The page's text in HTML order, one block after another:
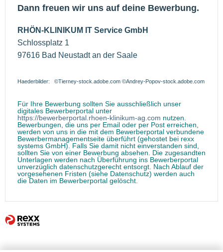
Dann freuen wir uns auf deine Bewerbung.
RHÖN-KLINIKUM IT Service GmbH
Schlossplatz 1
97616 Bad Neustadt an der Saale
Haederbilder: ©Tierney-stock.adobe.com ©Andrey-Popov-stock.adobe.com
Für Ihre Bewerbung sollten Sie ausschließlich unser
digitales Bewerberportal unter
https://bewerberportal.rhoen-klinikum-ag.com nutzen.
Bewerbungen, die uns per Email oder per Post erreichen,
werden von uns in die mit dem Bewerberportal verbundene
Bewerbermanagementseite überführt (gehostet bei rexx
systems GmbH). Falls Sie damit nicht einverstanden sind,
sollten Sie von einer Bewerbung absehen. Die zugesandten
Unterlagen werden nach Überführung ins Bewerberportal
unverzüglich datenschutzgerecht entsorgt. Nach Ablauf der
vorgesehenen Fristen (siehe Datenschutz) werden auch
die Daten im Bewerberportal gelöscht.